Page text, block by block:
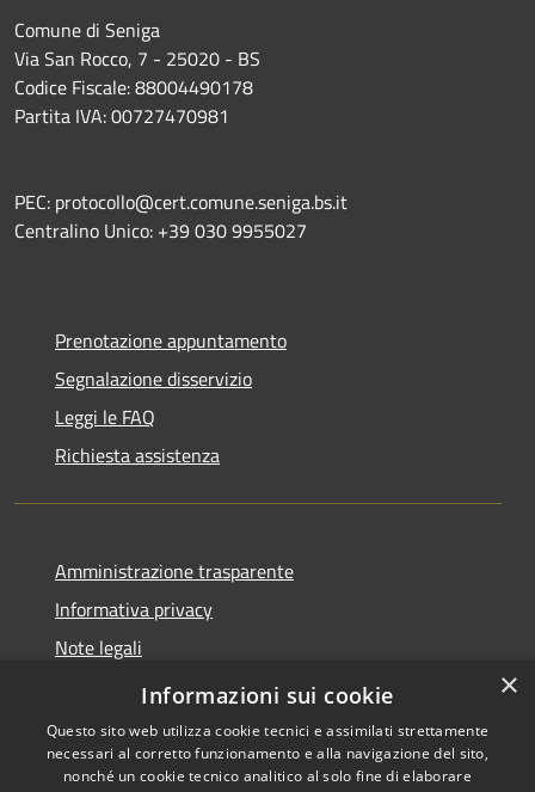
Comune di Seniga
Via San Rocco, 7 - 25020 - BS
Codice Fiscale: 88004490178
Partita IVA: 00727470981
PEC: protocollo@cert.comune.seniga.bs.it
Centralino Unico: +39 030 9955027
Prenotazione appuntamento
Segnalazione disservizio
Leggi le FAQ
Richiesta assistenza
Amministrazione trasparente
Informativa privacy
Note legali
Dichiarazione di accessibilità
×
Informazioni sui cookie
Questo sito web utilizza cookie tecnici e assimilati strettamente
necessari al corretto funzionamento e alla navigazione del sito,
nonché un cookie tecnico analitico al solo fine di elaborare